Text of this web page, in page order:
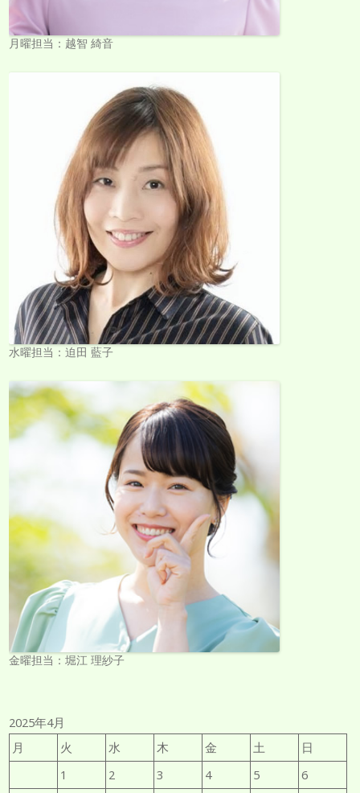
月曜担当：越智 綺音
水曜担当：迫田 藍子
金曜担当：堀江 理紗子
2025年4月
月
火 水 木 金 土
日
1
2 3 4 5
6